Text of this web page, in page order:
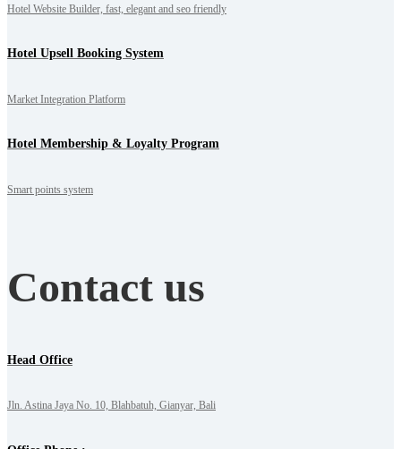
Hotel Website Builder, fast, elegant and seo friendly
Hotel Upsell Booking System
Market Integration Platform
Hotel Membership & Loyalty Program
Smart points system
Contact us
Head Office
Jln. Astina Jaya No. 10, Blahbatuh, Gianyar, Bali